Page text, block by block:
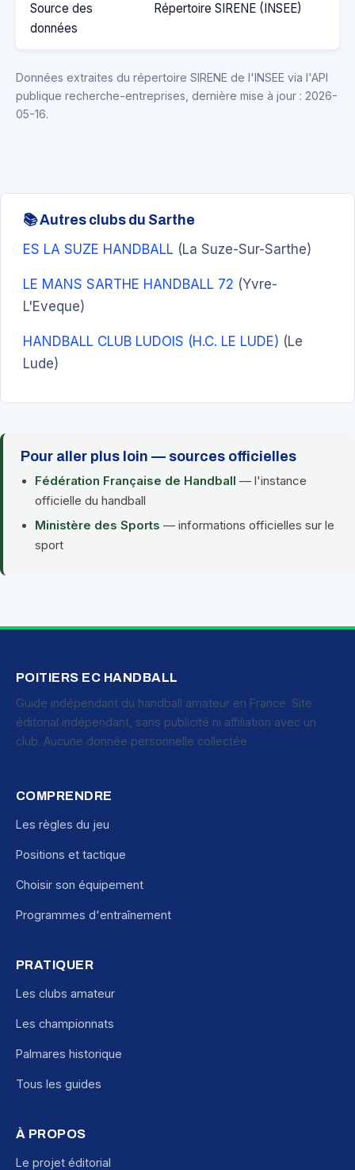
Source des
données
Répertoire SIRENE (INSEE)
Données extraites du répertoire SIRENE de l'INSEE via l'API
publique recherche-entreprises, dernière mise à jour : 2026-
05-16.
📚 Autres clubs du Sarthe
ES LA SUZE HANDBALL (La Suze-Sur-Sarthe)
LE MANS SARTHE HANDBALL 72 (Yvre-
L'Eveque)
HANDBALL CLUB LUDOIS (H.C. LE LUDE) (Le
Lude)
Pour aller plus loin — sources officielles
Fédération Française de Handball — l'instance
officielle du handball
Ministère des Sports — informations officielles sur le
sport
POITIERS EC HANDBALL
Guide indépendant du handball amateur en France. Site
éditorial indépendant, sans publicité ni affiliation avec un
club. Aucune donnée personnelle collectée.
COMPRENDRE
Les règles du jeu
Positions et tactique
Choisir son équipement
Programmes d'entraînement
PRATIQUER
Les clubs amateur
Les championnats
Palmares historique
Tous les guides
À PROPOS
Le projet éditorial